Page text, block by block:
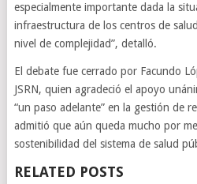
especialmente importante dada la
infraestructura de los centros de
nivel de complejidad”, detalló.
El debate fue cerrado por Facundo
JSRN, quien agradeció el apoyo
“un paso adelante” en la gestión de
admitió que aún queda mucho por
sostenibilidad del sistema de salud
RELATED POSTS